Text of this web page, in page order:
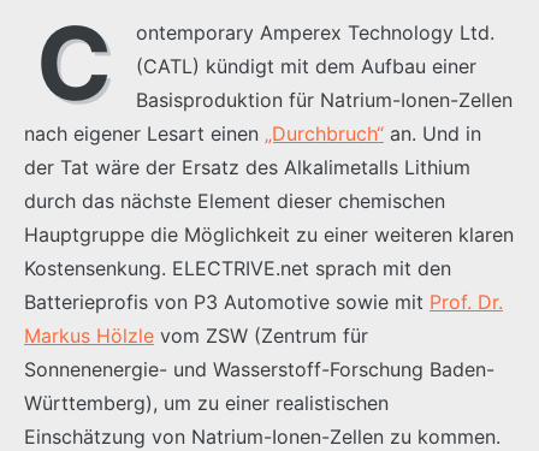
C
ontemporary Amperex Technology Ltd.
(CATL) kündigt mit dem Aufbau einer
Basisproduktion für Natrium-Ionen-Zellen
nach eigener Lesart einen „Durchbruch“ an. Und in
der Tat wäre der Ersatz des Alkalimetalls Lithium
durch das nächste Element dieser chemischen
Hauptgruppe die Möglichkeit zu einer weiteren klaren
Kostensenkung. ELECTRIVE.net sprach mit den
Batterieprofis von P3 Automotive sowie mit Prof. Dr.
Markus Hölzle vom ZSW (Zentrum für
Sonnenenergie- und Wasserstoff-Forschung Baden-
Württemberg), um zu einer realistischen
Einschätzung von Natrium-Ionen-Zellen zu kommen.